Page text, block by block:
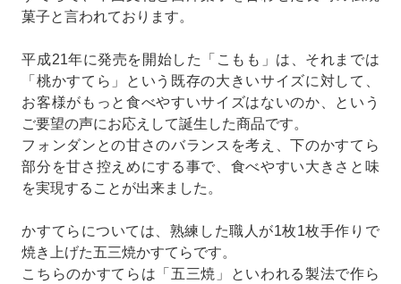
菓子と言われております。
平成21年に発売を開始した「こもも」は、それまでは
「桃かすてら」という既存の大きいサイズに対して、
お客様がもっと食べやすいサイズはないのか、という
ご要望の声にお応えして誕生した商品です。
フォンダンとの甘さのバランスを考え、下のかすてら
部分を甘さ控えめにする事で、食べやすい大きさと味
を実現することが出来ました。
かすてらについては、熟練した職人が1枚1枚手作りで
焼き上げた五三焼かすてらです。
こちらのかすてらは「五三焼」といわれる製法で作ら